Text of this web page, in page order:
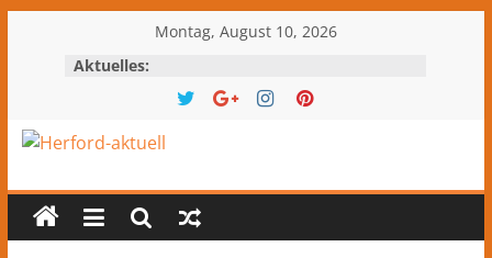
springen
Montag, August 10, 2026
Aktuelles:
Herford-
aktuell